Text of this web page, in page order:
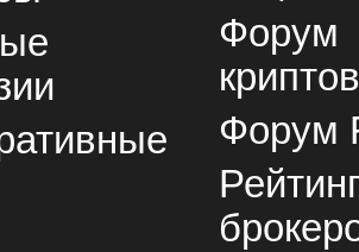
Форум
Форум